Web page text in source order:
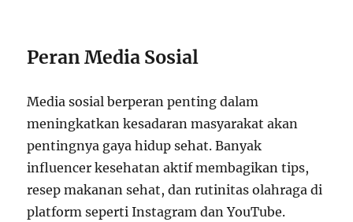
Peran Media Sosial
Media sosial berperan penting dalam
meningkatkan kesadaran masyarakat akan
pentingnya gaya hidup sehat. Banyak
influencer kesehatan aktif membagikan tips,
resep makanan sehat, dan rutinitas olahraga di
platform seperti Instagram dan YouTube.